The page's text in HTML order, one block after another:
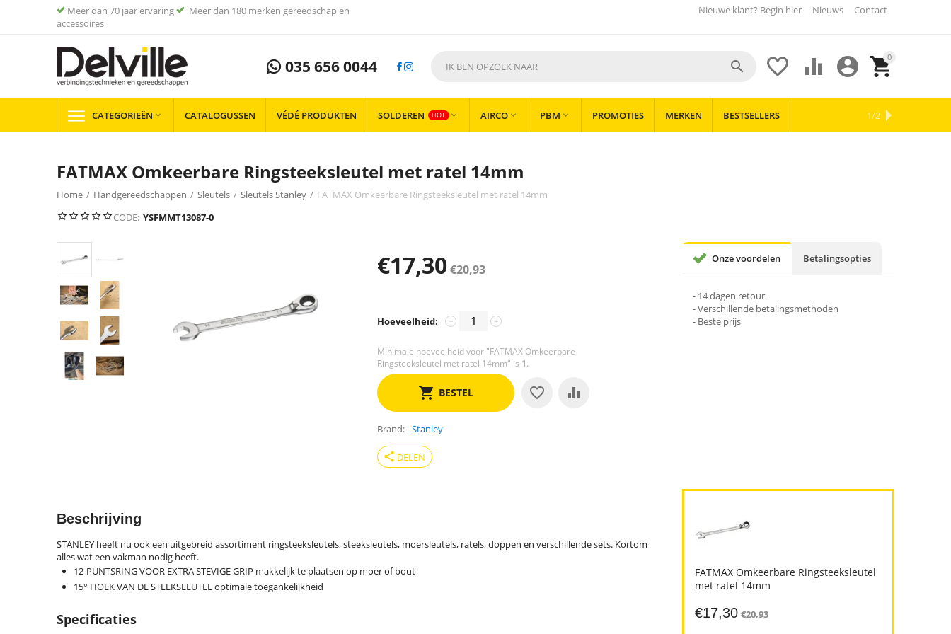
Meer dan 70 jaar ervaring
Meer dan 180 merken gereedschap en
accessoires
Nieuwe klant? Begin hier Nieuws Contact
035 656 0044 0


 

CATEGORIEËN  CATALOGUSSEN VÉDÉ PRODUKTEN SOLDEREN HOT  AIRCO  PBM  PROMOTIES MERKEN BESTSELLERS 1/2
FATMAX Omkeerbare Ringsteeksleutel met ratel 14mm
Home / Handgereedschappen / Sleutels / Sleutels Stanley / FATMAX Omkeerbare Ringsteeksleutel met ratel 14mm
CODE: YSFMMT13087-0
€17,30€20,93
Hoeveelheid: +
−
Minimale hoeveelheid voor "FATMAX Omkeerbare
Ringsteeksleutel met ratel 14mm" is 1.
BESTEL
Brand Stanley
share DELEN
Onze voordelen Betalingsopties
- 14 dagen retour
- Verschillende betalingsmethoden
- Beste prijs
FATMAX Omkeerbare Ringsteeksleutel
met ratel 14mm
€17,30 €20,93
Beschrijving
STANLEY heeft nu ook een uitgebreid assortiment ringsteeksleutels, steeksleutels, moersleutels, ratels, doppen en verschillende sets. Kortom
alles wat een vakman nodig heeft.
12-PUNTSRING VOOR EXTRA STEVIGE GRIP makkelijk te plaatsen op moer of bout
15° HOEK VAN DE STEEKSLEUTEL optimale toegankelijkheid
Specificaties